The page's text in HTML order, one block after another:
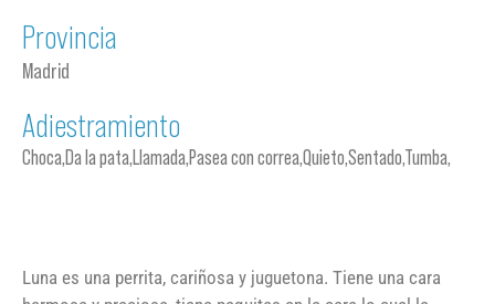
Provincia
Madrid
Adiestramiento
Choca,Da la pata,Llamada,Pasea con correa,Quieto,Sentado,Tumba,
Luna es una perrita, cariñosa y juguetona. Tiene una cara